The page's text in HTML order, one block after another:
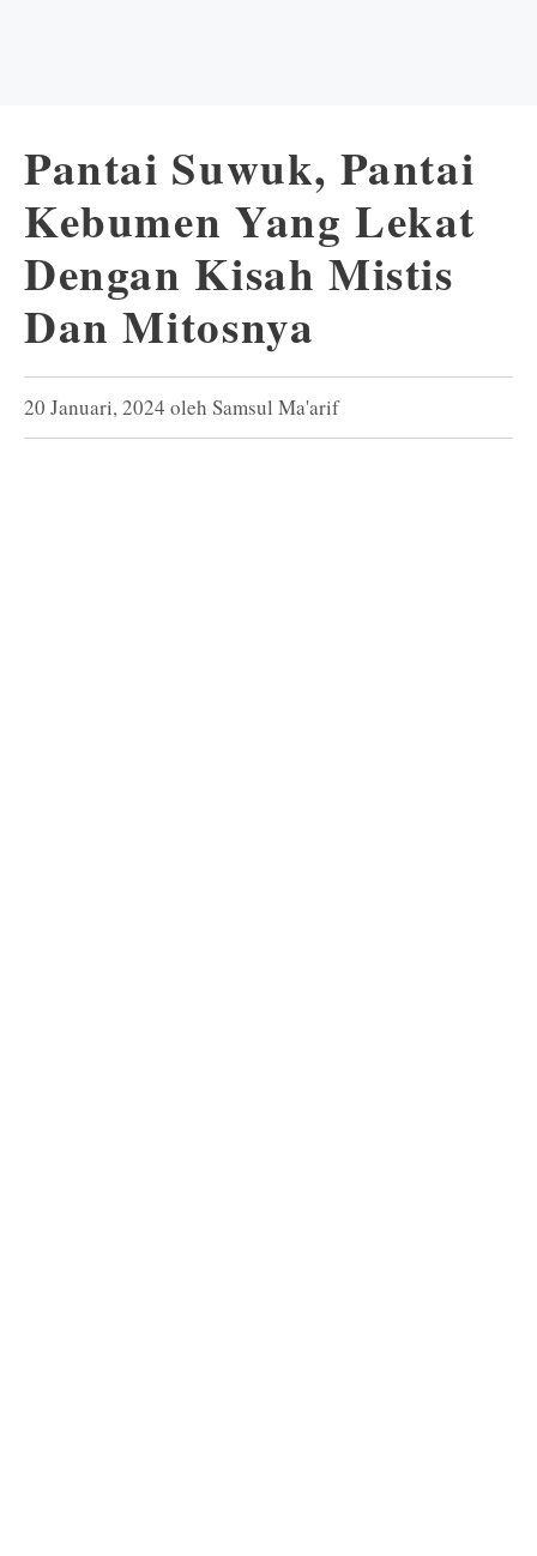
Pantai Suwuk, Pantai
Kebumen Yang Lekat
Dengan Kisah Mistis
Dan Mitosnya
20 Januari, 2024 oleh Samsul Ma'arif